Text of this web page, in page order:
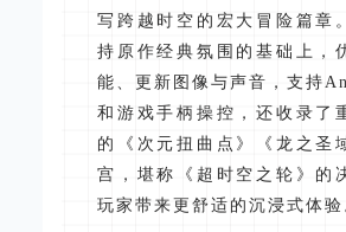
写跨越时空的宏大冒险篇章
持原作经典氛围的基础上，
能、更新图像与声音，支持
和游戏手柄操控，还收录了
的《次元扭曲点》《龙之圣
宫，堪称《超时空之轮》的
玩家带来更舒适的沉浸式体验